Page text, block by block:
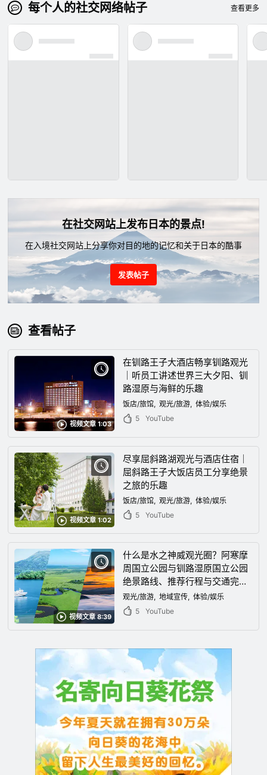
每个人的社交网络帖子 查看更多
在社交网站上发布日本的景点!
在入境社交网站上分享你对目的地的记忆和关于日本的酷事
发表帖子
查看帖子
视频文章 1:03
在钏路王子大酒店畅享钏路观光
｜听员工讲述世界三大夕阳、钏
路湿原与海鲜的乐趣
饭店/旅馆 观光/旅游
体验/娱乐
5
YouTube
视频文章 1:02
尽享屈斜路湖观光与酒店住宿｜
屈斜路王子大饭店员工分享绝景
之旅的乐趣
饭店/旅馆 观光/旅游
体验/娱乐
5
YouTube
视频文章 8:39
什么是水之神威观光圈？阿寒摩
周国立公园与钏路湿原国立公园
绝景路线、推荐行程与交通完整
指南
观光/旅游 地域宣传
体验/娱乐
5
YouTube